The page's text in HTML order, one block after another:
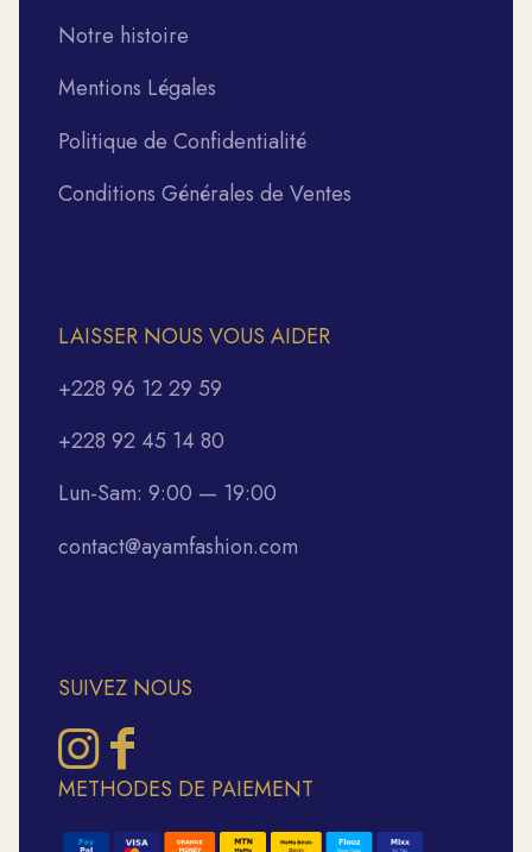
Notre histoire
Mentions Légales
Politique de Confidentialité
Conditions Générales de Ventes
LAISSER NOUS VOUS AIDER
+228 96 12 29 59
+228 92 45 14 80
Lun-Sam: 9:00 — 19:00
contact@ayamfashion.com
SUIVEZ NOUS
METHODES DE PAIEMENT